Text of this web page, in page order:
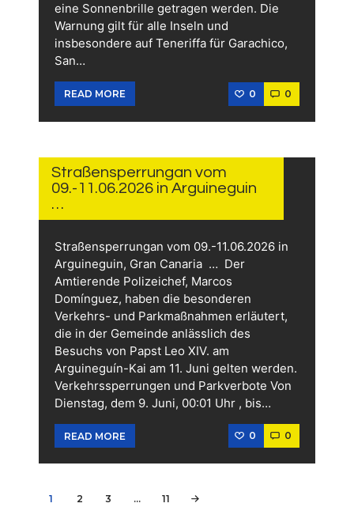
eine Sonnenbrille getragen werden. Die
Warnung gilt für alle Inseln und
insbesondere auf Teneriffa für Garachico,
San…
READ MORE 0 0
2026
Straßensperrungan vom
09.-11.06.2026 in Arguineguin
…
Straßensperrungan vom 09.-11.06.2026 in
Arguineguin, Gran Canaria … Der
Amtierende Polizeichef, Marcos
Domínguez, haben die besonderen
Verkehrs- und Parkmaßnahmen erläutert,
die in der Gemeinde anlässlich des
Besuchs von Papst Leo XIV. am
Arguineguín-Kai am 11. Juni gelten werden.
Verkehrssperrungen und Parkverbote Von
Dienstag, dem 9. Juni, 00:01 Uhr , bis…
READ MORE 0 0
Seitennummerierung
PAGE
1 PAGE
2 PAGE
3 … PAGE
11